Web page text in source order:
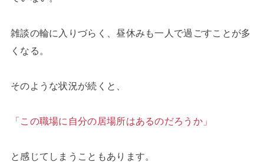
雑談の輪に入りづらく、昼休みも一人で過ごすことが多
くなる。
そのような状況が続くと、
「この職場に自分の居場所はあるのだろうか」
と感じてしまうこともあります。